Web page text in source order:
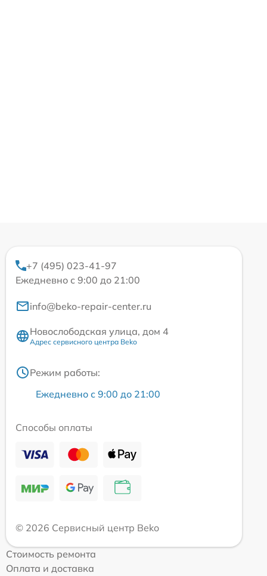
+7 (495) 023-41-97
Ежедневно с 9:00 до 21:00
info@beko-repair-center.ru
Новослободская улица, дом 4
Адрес сервисного центра Beko
Режим работы:
Ежедневно с 9:00 до 21:00
Способы оплаты
© 2026 Сервисный центр Beko
Стоимость ремонта
Оплата и доставка